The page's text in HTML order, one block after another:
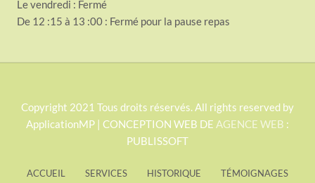
Le vendredi : Fermé
De 12 :15 à 13 :00 : Fermé pour la pause repas
S
Copyright 2021 Tous droits réservés. All rights reserved by
ApplicationMP | CONCEPTION WEB DE AGENCE WEB :
PUBLISSOFT
ACCUEIL SERVICES HISTORIQUE TÉMOIGNAGES